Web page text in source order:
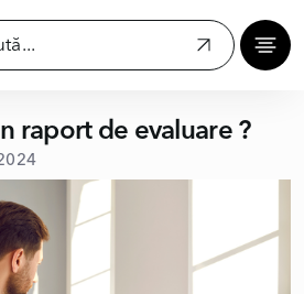
raport de evaluare ?